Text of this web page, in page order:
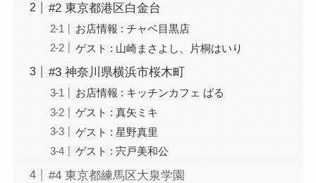
#2 東京都港区白金台
お店情報 : チャベ目黒店
ゲスト : 山崎まさよし、片桐はいり
#3 神奈川県横浜市桜木町
お店情報 : キッチンカフェ ばる
ゲスト : 真矢ミキ
ゲスト : 星野真里
ゲスト : 宍戸美和公
#4 東京都練馬区大泉学園